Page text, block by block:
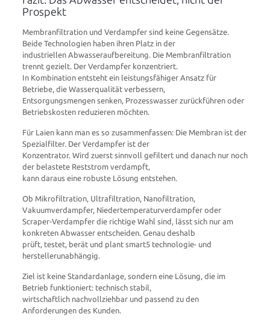
Prospekt
Membranfiltration und Verdampfer sind keine Gegensätze.
Beide Technologien haben ihren Platz in der
industriellen Abwasseraufbereitung. Die Membranfiltration
trennt gezielt. Der Verdampfer konzentriert.
In Kombination entsteht ein leistungsfähiger Ansatz für
Betriebe, die Wasserqualität verbessern,
Entsorgungsmengen senken, Prozesswasser zurückführen oder
Betriebskosten reduzieren möchten.
Für Laien kann man es so zusammenfassen: Die Membran ist der
Spezialfilter. Der Verdampfer ist der
Konzentrator. Wird zuerst sinnvoll gefiltert und danach nur noch
der belastete Reststrom verdampft,
kann daraus eine robuste Lösung entstehen.
Ob Mikrofiltration, Ultrafiltration, Nanofiltration,
Vakuumverdampfer, Niedertemperaturverdampfer oder
Scraper-Verdampfer die richtige Wahl sind, lässt sich nur am
konkreten Abwasser entscheiden. Genau deshalb
prüft, testet, berät und plant smart5 technologie- und
herstellerunabhängig.
Ziel ist keine Standardanlage, sondern eine Lösung, die im
Betrieb funktioniert: technisch stabil,
wirtschaftlich nachvollziehbar und passend zu den
Anforderungen des Kunden.